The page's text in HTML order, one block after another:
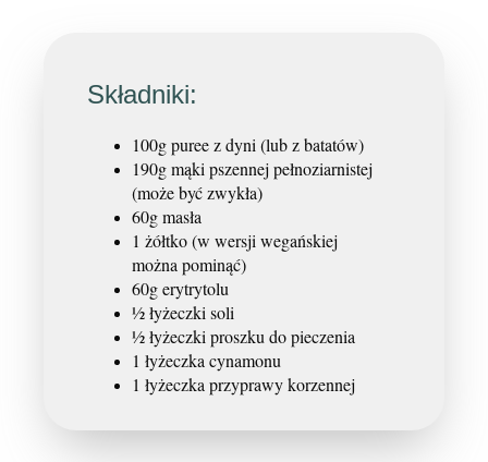
Składniki:
100g puree z dyni (lub z batatów)
190g mąki pszennej pełnoziarnistej
(może być zwykła)
60g masła
1 żółtko (w wersji wegańskiej
można pominąć)
60g erytrytolu
½ łyżeczki soli
½ łyżeczki proszku do pieczenia
1 łyżeczka cynamonu
1 łyżeczka przyprawy korzennej